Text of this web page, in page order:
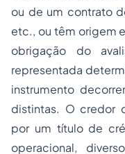
ou de um contrato
etc., ou têm origem
obrigação do
representada
instrumento
distintas. O credor
por um título de
operacional,